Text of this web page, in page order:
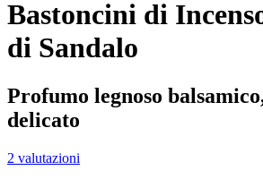
Bastoncini di
di Sandalo
Profumo legnoso
delicato
2 valutazioni